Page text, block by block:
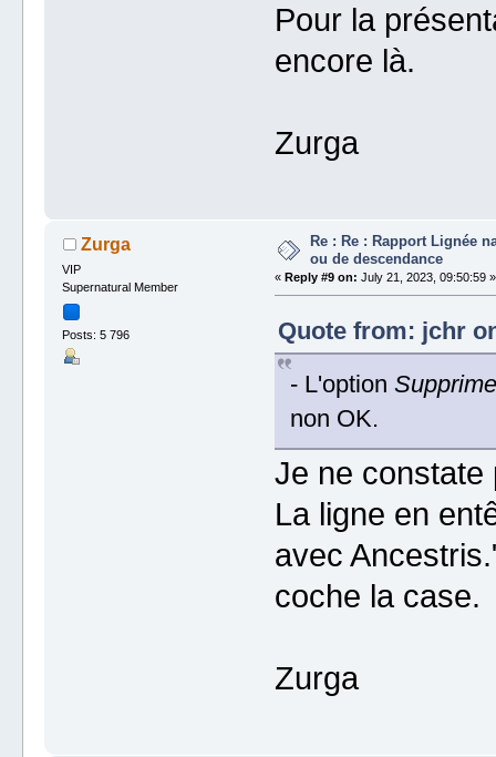
Pour la
encore là.
Zurga
Zurga
VIP
Supernatural Member
Posts: 5 796
Re : Re : Rapport Lignée
ou de descendance
« Reply #9 on: July 21, 2023, 09:50:59 »
Quote from: jchr
- L'option
non OK.
Je ne constate
La ligne en
avec
coche la case.
Zurga